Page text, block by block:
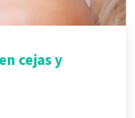
cejas y